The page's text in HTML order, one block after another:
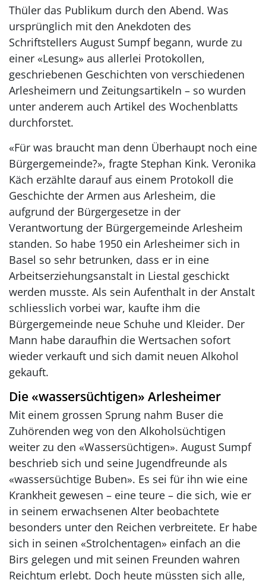
Thüler das Publikum durch den Abend. Was
ursprünglich mit den Anekdoten des
Schriftstellers August Sumpf begann, wurde zu
einer «Lesung» aus allerlei Protokollen,
geschriebenen Geschichten von verschiedenen
Arlesheimern und Zeitungsartikeln – so wurden
unter anderem auch Artikel des Wochenblatts
durchforstet.
«Für was braucht man denn Überhaupt noch eine
Bürgergemeinde?», fragte Stephan Kink. Veronika
Käch erzählte darauf aus einem Protokoll die
Geschichte der Armen aus Arlesheim, die
aufgrund der Bürgergesetze in der
Verantwortung der Bürgergemeinde Arlesheim
standen. So habe 1950 ein Arlesheimer sich in
Basel so sehr betrunken, dass er in eine
Arbeitserziehungsanstalt in Liestal geschickt
werden musste. Als sein Aufenthalt in der Anstalt
schliesslich vorbei war, kaufte ihm die
Bürgergemeinde neue Schuhe und Kleider. Der
Mann habe daraufhin die Wertsachen sofort
wieder verkauft und sich damit neuen Alkohol
gekauft.
Die «wassersüchtigen» Arlesheimer
Mit einem grossen Sprung nahm Buser die
Zuhörenden weg von den Alkoholsüchtigen
weiter zu den «Wassersüchtigen». August Sumpf
beschrieb sich und seine Jugendfreunde als
«wassersüchtige Buben». Es sei für ihn wie eine
Krankheit gewesen – eine teure – die sich, wie er
in seinem erwachsenen Alter beobachtete
besonders unter den Reichen verbreitete. Er habe
sich in seinen «Strolchentagen» einfach an die
Birs gelegen und mit seinen Freunden wahren
Reichtum erlebt. Doch heute müssten sich alle,